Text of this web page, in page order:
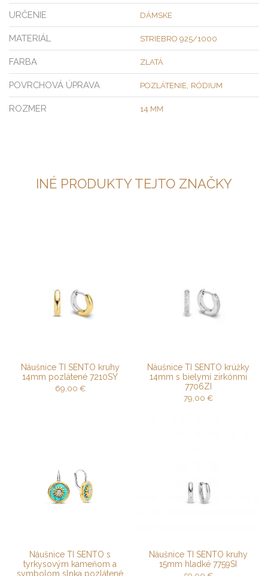
URČENIE DÁMSKE
MATERIÁL STRIEBRO 925/1000
FARBA ZLATÁ
POVRCHOVÁ ÚPRAVA POZLÁTENIE RÓDIUM
ROZMER 14 MM
INÉ PRODUKTY TEJTO ZNAČKY
Náušnice TI SENTO kruhy
14mm pozlátené 7210SY
69,00 €
Náušnice TI SENTO krúžky
14mm s bielymi zirkónmi
7706ZI
79,00 €
Náušnice TI SENTO s
tyrkysovým kameňom a
symbolom slnka pozlátené
Náušnice TI SENTO kruhy
15mm hladké 7759SI